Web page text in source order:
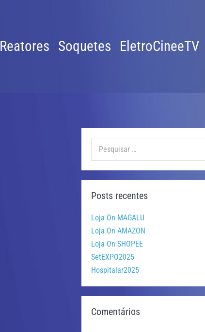
Reatores Soquetes EletroCineeTV
Procurar:
Posts recentes
Loja On MAGALU
Loja On AMAZON
Loja On SHOPEE
SetEXPO2025
Hospitalar2025
Comentários